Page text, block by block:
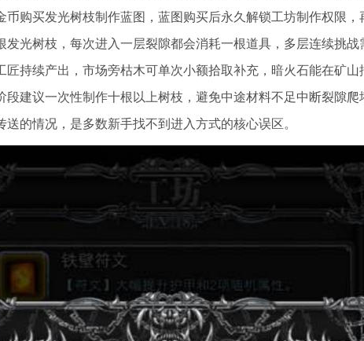
币购买发光树枝制作蓝图，蓝图购买后永久解锁工坊制作权限
发光树枝，每次进入一层裂隙都会消耗一根道具，多层连续挑战
匠持续产出，市场旁枯木可单次小额拾取补充，暗火石能在矿山
段建议一次性制作十根以上树枝，避免中途材料不足中断裂隙爬
的情况，是多数新手找不到进入方式的核心误区。